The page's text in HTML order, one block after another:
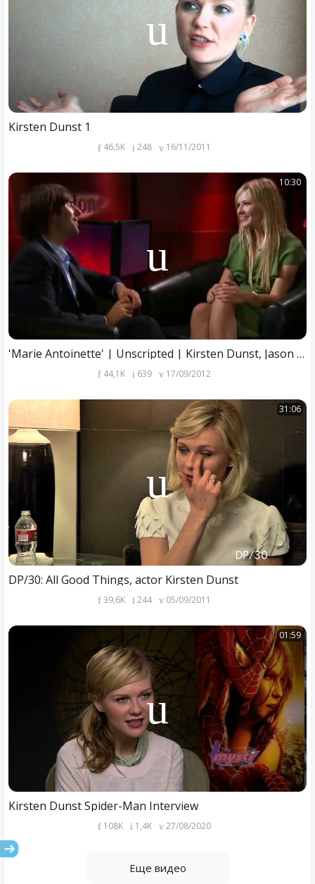
Kirsten Dunst 1
46,5K 248 16/11/2011
10:30
'Marie Antoinette' | Unscripted | Kirsten Dunst, Jason Schwartzman
44,1K 639 17/09/2012
31:06
DP/30: All Good Things, actor Kirsten Dunst
39,6K 244 05/09/2011
01:59
Kirsten Dunst Spider-Man Interview
108K 1,4K 27/08/2020
Еще видео